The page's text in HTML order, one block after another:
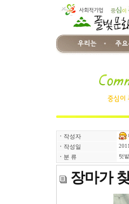
ㆍ 작성자
ㆍ 작성일
ㆍ 분 류 텃
장마가